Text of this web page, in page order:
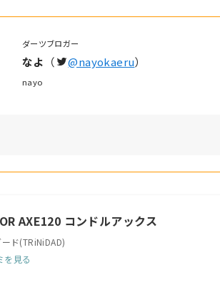
ダーツブロガー
なよ （ @nayokaeru）
nayo
AXE120 コンドルアックス
ド(TRiNiDAD)
を見る